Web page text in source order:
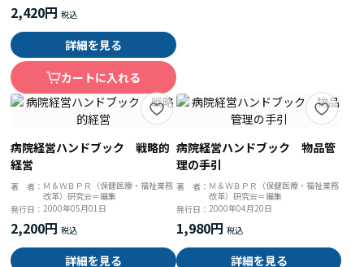
2,420円
詳細を見る
カートに入れる
病院経営ハンドブック 戦略的
経営
著 者： Ｍ＆ＷＢＰＲ（保健医療・福祉業務
改革）研究会＝編集
発行日：2000年05月01日
2,200円
詳細を見る
病院経営ハンドブック 物品管
理の手引
著 者： Ｍ＆ＷＢＰＲ（保健医療・福祉業務
改革）研究会＝編集
発行日： 2000年04月20日
1,980円
詳細を見る